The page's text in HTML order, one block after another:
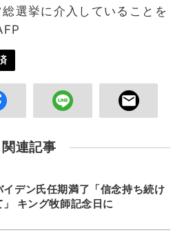
選挙に介入していることを
関連記事
イデン氏任期満了「信念持ち続け
」 キング牧師記念日に